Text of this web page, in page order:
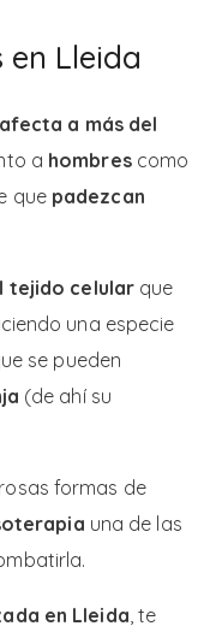
Lleida
afecta a más del
a hombrescomo
que padezcan
tejido celular que
una especie
se pueden
(de ahí su
formas de
una de las
en Lleida, te